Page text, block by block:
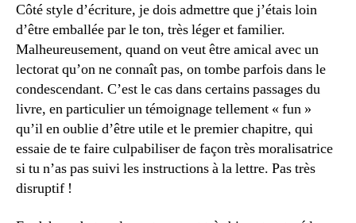
Côté style d’écriture, je dois admettre que j’étais loin
d’être emballée par le ton, très léger et familier.
Malheureusement, quand on veut être amical avec un
lectorat qu’on ne connaît pas, on tombe parfois dans le
condescendant. C’est le cas dans certains passages du
livre, en particulier un témoignage tellement « fun »
qu’il en oublie d’être utile et le premier chapitre, qui
essaie de te faire culpabiliser de façon très moralisatrice
si tu n’as pas suivi les instructions à la lettre. Pas très
disruptif !